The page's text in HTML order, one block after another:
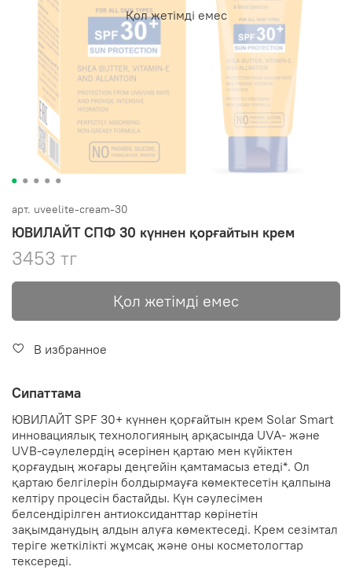
Қол жетімді емес
арт. uveelite-cream-30
ЮВИЛАЙТ СПФ 30 күннен қорғайтын крем
3453 тг
Қол жетімді емес
В избранное
Сипаттама
ЮВИЛАЙТ SPF 30+ күннен қорғайтын крем Solar Smart
инновациялық технологияның арқасында UVA- және
UVB-сәулелердің әсерінен қартаю мен күйіктен
қорғаудың жоғары деңгейін қамтамасыз етеді*. Ол
қартаю белгілерін болдырмауға көмектесетін қалпына
келтіру процесін бастайды. Күн сәулесімен
белсендірілген антиоксиданттар көрінетін
зақымданудың алдын алуға көмектеседі. Крем сезімтал
теріге жеткілікті жұмсақ және оны косметологтар
тексереді.